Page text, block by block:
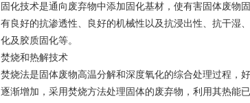
固化技术是通向废弃物中添加固化基材，使有害固体废物
有良好的抗渗透性、良好的机械性以及抗浸出性、抗干湿
化及胶质固化等。
焚烧和热解技术
焚烧法是固体废物高温分解和深度氧化的综合处理过程，
逐渐增加，采用焚烧方法处理固体的废弃物，利用其热能